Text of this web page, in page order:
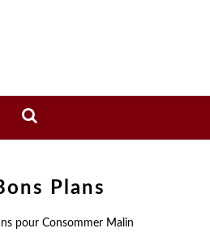
Plans